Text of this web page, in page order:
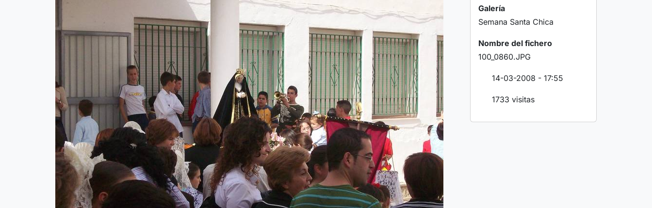
Galería
Semana Santa Chica
Nombre del fichero
100_0860.JPG
14-03-2008 - 17:55
1733 visitas